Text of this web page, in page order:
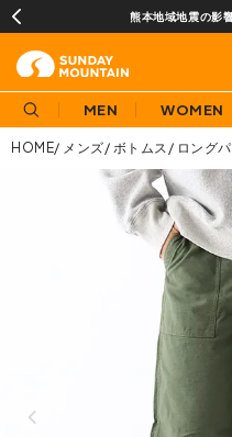
熊本地域地震の影
MEN WOMEN
HOME メンズ ボトムス ロング